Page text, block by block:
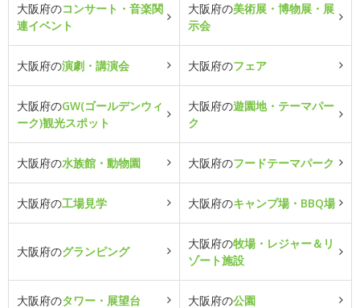
大阪府のコンサート・音楽関
連イベント
大阪府の美術展・博物展・展
示会
大阪府の演劇・講演会 大阪府のフェア
大阪府のGW(ゴールデンウィ
ーク)観光スポット
大阪府の遊園地・テーマパー
ク
大阪府の水族館・動物園 大阪府のフードテーマパーク
大阪府の工場見学 大阪府のキャンプ場・BBQ場
大阪府のグランピング
大阪府の牧場・レジャー＆リ
ゾート施設
大阪府のタワー・展望台 大阪府の公園